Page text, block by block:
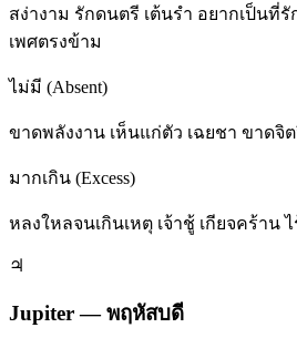
สง่างาม รักดนตรี เต้นรำ อยากเป็นที่
เพศตรงข้าม
ไม่มี (Absent)
ขาดพลังงาน เห็นแก่ตัว เฉยชา ขาด
มากเกิน (Excess)
หลงใหลจนเกินเหตุ เจ้าชู้ เกียจคร้าน
♃
Jupiter—พฤหัสบดี